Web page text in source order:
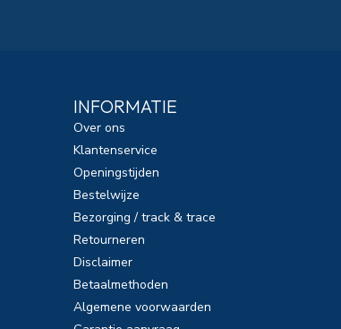
INFORMATIE
Over ons
Klantenservice
Openingstijden
Bestelwijze
Bezorging / track & trace
Retourneren
Disclaimer
Betaalmethoden
Algemene voorwaarden